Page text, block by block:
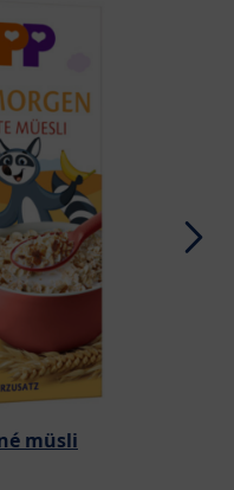
müsli